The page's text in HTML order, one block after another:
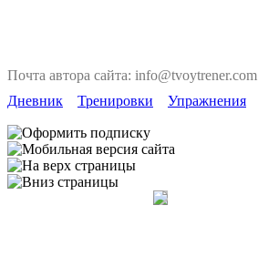
Почта автора сайта: info@tvoytrener.com
Дневник
Тренировки Упражнения